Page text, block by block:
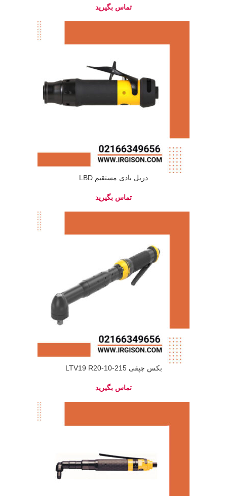
دریل بادی مستقیم LBD
بکس چپقی LTV19 R20-10-215